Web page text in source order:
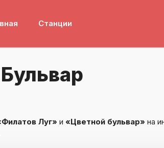
Станции
Луг» и «Цветной бульвар» на